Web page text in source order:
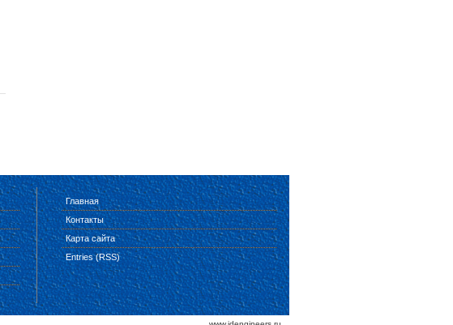
Главная
Контакты
Карта сайта
Entries (RSS)